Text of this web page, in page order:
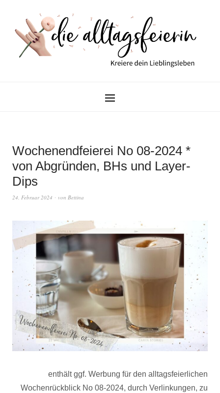
Wochenendfeierei No 08-2024 *
von Abgründen, BHs und Layer-
Dips
24. Februar 2024 von Bettina
enthält ggf. Werbung für den alltagsfeierlichen
Wochenrückblick No 08-2024, durch Verlinkungen, zu